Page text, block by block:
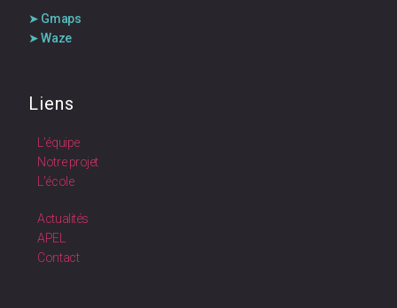
➤ Gmaps
➤ Waze
Liens
L’équipe
Notre projet
L’école
Actualités
APEL
Contact